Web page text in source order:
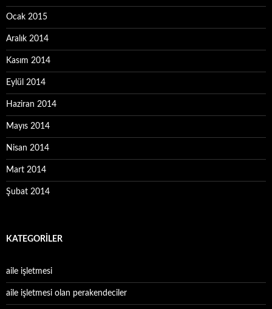
Ocak 2015
Aralık 2014
Kasım 2014
Eylül 2014
Haziran 2014
Mayıs 2014
Nisan 2014
Mart 2014
Şubat 2014
KATEGORILER
aile işletmesi
aile işletmesi olan perakendeciler